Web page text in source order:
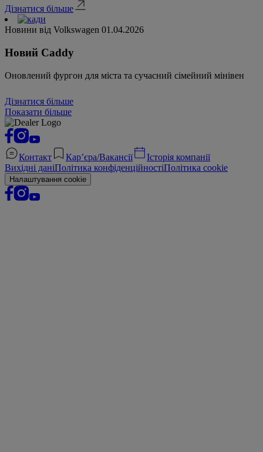
Дізнатися більше
Новини від Volkswagen 01.04.2026
Новий Caddy
Оновлений фургон для міста та сучасний сімейний мінівен
Дізнатися більше
Показати більше
Контакт Кар’єра/Вакансії
Історія компанії
Вихідні даніПолітика конфіденційностіПолітика cookie
Налаштування cookie